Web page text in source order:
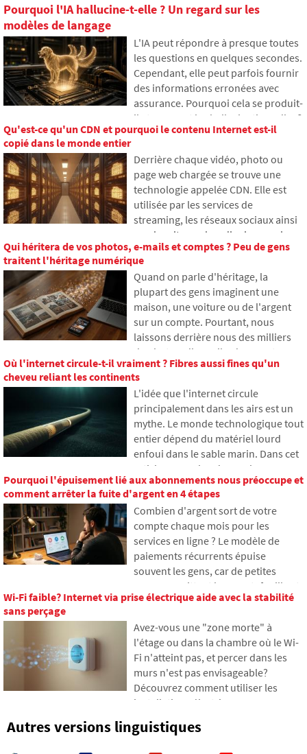
Pourquoi l'IA hallucine-t-elle ? Un regard sur les
modèles de langage
L'IA peut répondre à presque toutes
les questions en quelques secondes.
Cependant, elle peut parfois fournir
des informations erronées avec
assurance. Pourquoi cela se produit-
il et que sont les hallucinations d'IA ?
Dans cet article, nous expliquons
langage fonctionnent, pourquoi ils
génèrent parfois des réponses
fausses et comment les
développeurs tentent
progressivement de limiter ce
Qu'est-ce qu'un CDN et pourquoi le contenu Internet est-il
copié dans le monde entier
Derrière chaque vidéo, photo ou
page web chargée se trouve une
technologie appelée CDN. Elle est
utilisée par les services de
streaming, les réseaux sociaux ainsi
que les sites web ordinaires, mais
beaucoup n'en ont jamais entendu
parler. Dans cet article, nous
expliquerons ce que signifie cet
acronyme, comment il fonctionne,
pourquoi le contenu Internet est
stocké à différents endroits dans le
monde et pourquoi Internet ne peut
Qui héritera de vos photos, e-mails et comptes ? Peu de gens
traitent l'héritage numérique
Quand on parle d'héritage, la
plupart des gens imaginent une
maison, une voiture ou de l'argent
sur un compte. Pourtant, nous
laissons derrière nous des milliers
de photos, d'e-mails, de comptes sur
les réseaux sociaux ou des données
stockées dans le cloud. Que
deviennent-ils après la mort et qui y
aura accès ? Dans cet article, nous
examinons comment fonctionne
l'héritage numérique, pourquoi les
proches peuvent rencontrer des
comment organiser notre empreinte
en ligne dès aujourd'hui.
Où l'internet circule-t-il vraiment ? Fibres aussi fines qu'un
cheveu reliant les continents
L'idée que l'internet circule
principalement dans les airs est un
mythe. Le monde technologique tout
entier dépend du matériel lourd
enfoui dans le sable marin. Dans cet
article, nous aborderons la
technologie des câbles sous-marins.
Vous apprendrez comment
fonctionnent les fibres optiques, ce
qu'implique leur pose depuis des
navires et comment les profondeurs
océaniques sont devenues un
champ de bataille géopolitique.
Pourquoi l'épuisement lié aux abonnements nous préoccupe et
comment arrêter la fuite d'argent en 4 étapes
Combien d'argent sort de votre
compte chaque mois pour les
services en ligne ? Le modèle de
paiements récurrents épuise
souvent les gens, car de petites
sommes quittent leur portefeuille et
s'accumulent finalement en
nous nous appuierons sur des
données récentes de 2026, nous
montrerons la différence abyssale
entre nos estimations et la réalité, et
nous proposerons quatre étapes
dépenses.
Wi-Fi faible? Internet via prise électrique aide avec la stabilité
sans perçage
Avez-vous une "zone morte" à
l'étage ou dans la chambre où le Wi-
Fi n'atteint pas, et percer dans les
murs n'est pas envisageable?
Découvrez comment utiliser les
installations électriques que vous
transmettre Internet via le réseau
Autres versions linguistiques